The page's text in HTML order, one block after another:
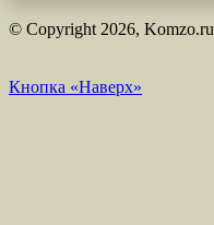
© Copyright 2026, Komzo.ru
Кнопка «Наверх»